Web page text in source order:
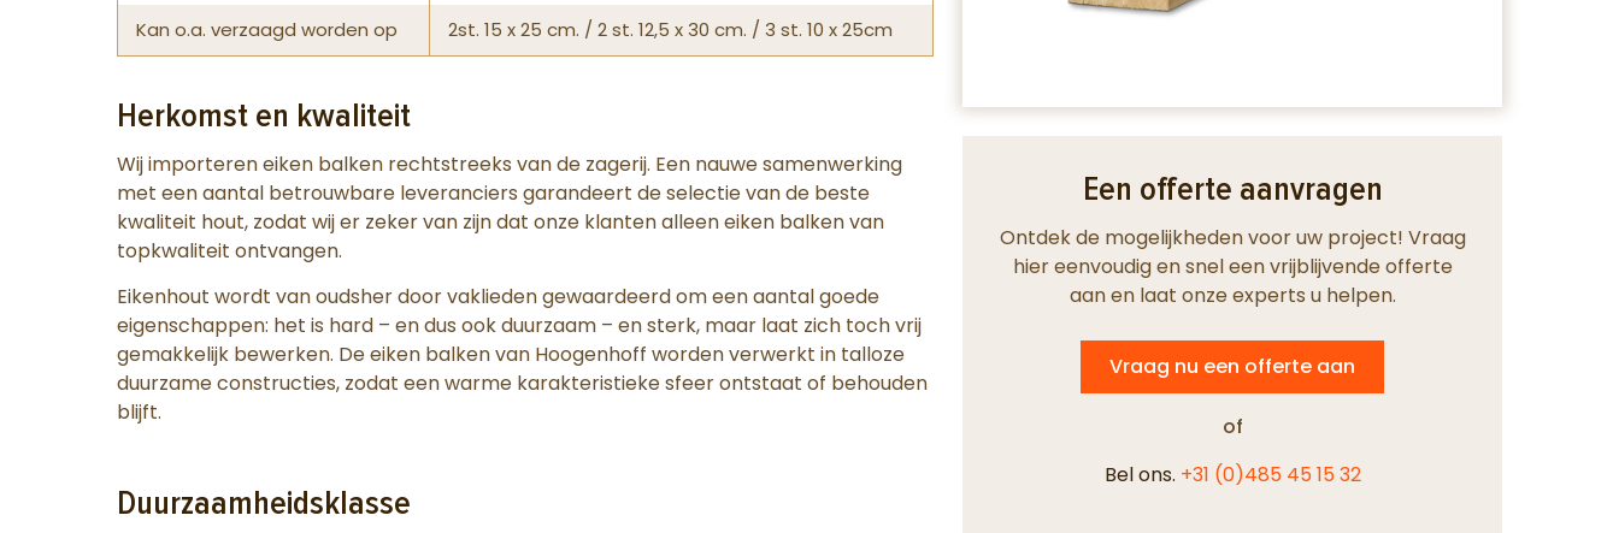
Kan o.a. verzaagd worden op
2st. 15 x 25 cm. / 2 st. 12,5 x 30 cm. / 3 st. 10 x 25cm
Herkomst en kwaliteit
Wij importeren eiken balken rechtstreeks van de zagerij. Een nauwe samenwerking
met een aantal betrouwbare leveranciers garandeert de selectie van de beste
kwaliteit hout, zodat wij er zeker van zijn dat onze klanten alleen eiken balken van
topkwaliteit ontvangen.
Eikenhout wordt van oudsher door vaklieden gewaardeerd om een aantal goede
eigenschappen: het is hard – en dus ook duurzaam – en sterk, maar laat zich toch vrij
gemakkelijk bewerken. De eiken balken van Hoogenhoff worden verwerkt in talloze
duurzame constructies, zodat een warme karakteristieke sfeer ontstaat of behouden
blijft.
Duurzaamheidsklasse
Een offerte aanvragen
Ontdek de mogelijkheden voor uw project! Vraag
hier eenvoudig en snel een vrijblijvende offerte
aan en laat onze experts u helpen.
Vraag nu een offerte aan
of
Bel ons. +31 (0)485 45 15 32